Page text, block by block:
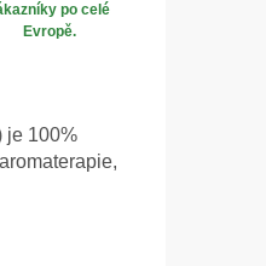
po celé
Evropě.
je 100%